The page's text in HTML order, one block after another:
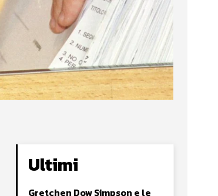
Ultimi
Gretchen Dow Simpson e le